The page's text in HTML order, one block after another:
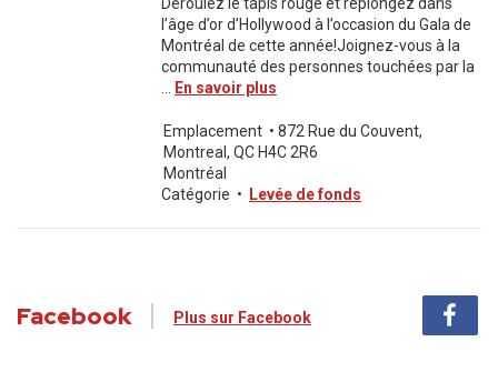
l’âge d’or d’Hollywood à l’occasion du Gala de
Montréal de cette année!Joignez-vous à la
communauté des personnes touchées par la
En savoir plus
Emplacement • 872 Rue du Couvent,
Montreal, QC H4C 2R6
Montréal
Catégorie • Levée de fonds
Facebook Plus sur Facebook